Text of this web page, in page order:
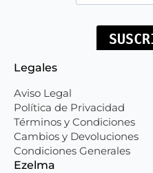
Legales
Aviso Legal
Política de Privacidad
Términos y Condiciones
Cambios y Devoluciones
Condiciones Generales
Ezelma